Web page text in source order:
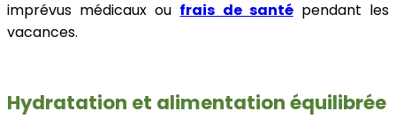
imprévus médicaux ou frais de santépendant les
vacances.
Hydratation et alimentation équilibrée